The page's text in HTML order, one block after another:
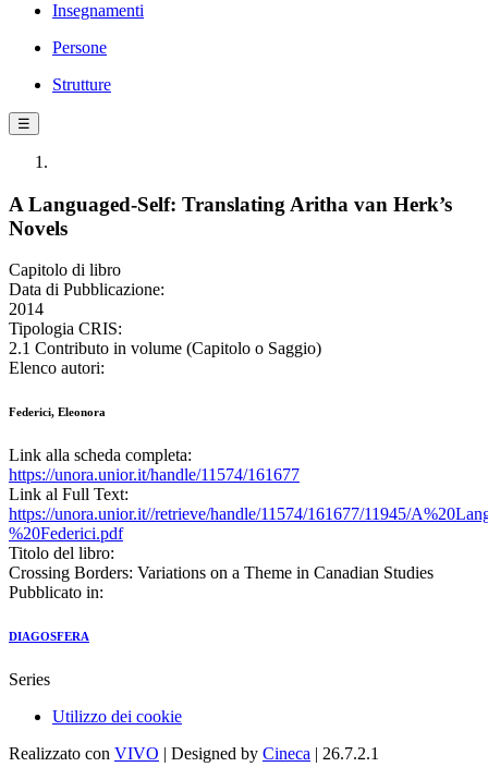
Insegnamenti
Persone
Strutture
☰
A Languaged-Self: Translating Aritha van Herk’s
Novels
Capitolo di libro
Data di Pubblicazione:
2014
Tipologia CRIS:
2.1 Contributo in volume (Capitolo o Saggio)
Elenco autori:
Federici, Eleonora
Link alla scheda completa:
https://unora.unior.it/handle/11574/161677
Link al Full Text:
https://unora.unior.it//retrieve/handle/11574/161677/11945/
%20Federici.pdf
Titolo del libro:
Crossing Borders: Variations on a Theme in Canadian Studies
Pubblicato in:
DIAGOSFERA
Series
Utilizzo dei cookie
Realizzato con VIVO | Designed by Cineca | 26.7.2.1